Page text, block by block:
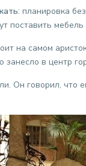
: планировка
поставить
на самом
занесло в центр
Он говорил,